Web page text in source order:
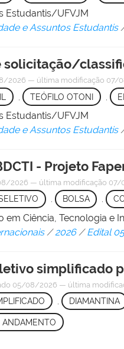
Estudantis/UFVJM
e Assuntos Estudantis
2026 — última modificação 07/
TEÓFILO OTONI
Estudantis/UFVJM
e Assuntos Estudantis
- Projeto
2026 — última modificação 07/
, BOLSA ,
Ciência, Tecnologia e
/2026 /Edital
simplificado
05/08/2026 — última
DIAMANTINA
ANDAMENTO